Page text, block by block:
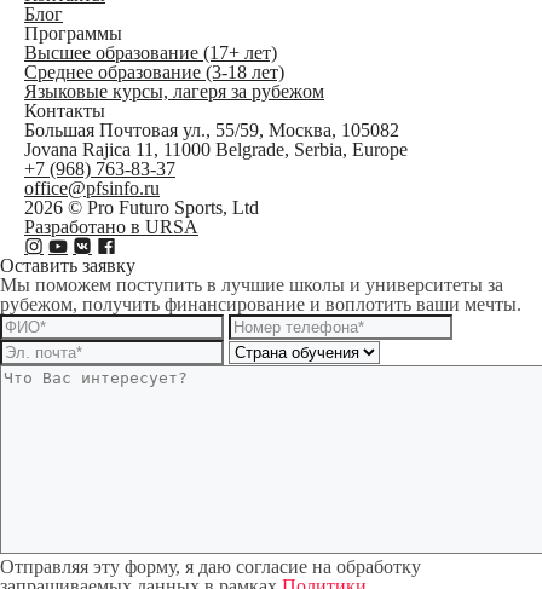
Блог
Программы
Высшее образование (17+ лет)
Среднее образование (3-18 лет)
Языковые курсы, лагеря за рубежом
Контакты
Большая Почтовая ул., 55/59, Москва, 105082
Jovana Rajica 11, 11000 Belgrade, Serbia, Europe
+7 (968) 763-83-37
office@pfsinfo.ru
2026 © Pro Futuro Sports, Ltd
Разработано в URSA
Оставить заявку
Мы поможем поступить в лучшие школы и университеты за
рубежом, получить финансирование и воплотить ваши мечты.
Отправляя эту форму, я даю согласие на обработку